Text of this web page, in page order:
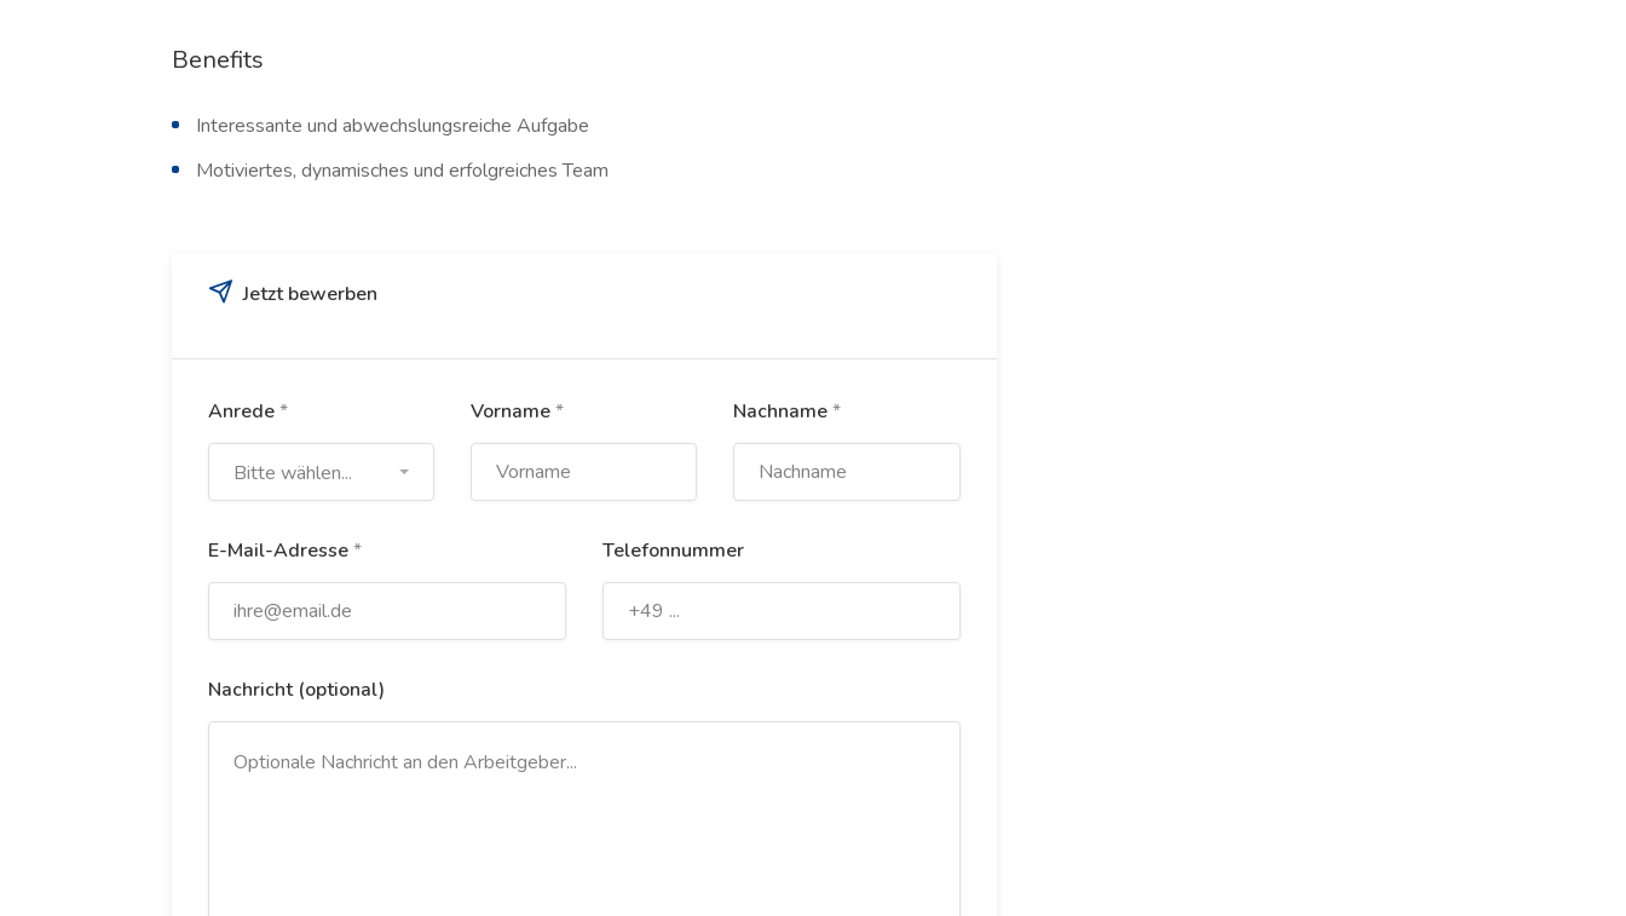
Benefits
Interessante und abwechslungsreiche Aufgabe
Motiviertes, dynamisches und erfolgreiches Team
Jetzt bewerben
Anrede*
Bitte wählen...
Vorname* Nachname*
E-Mail-Adresse* Telefonnummer
Nachricht (optional)